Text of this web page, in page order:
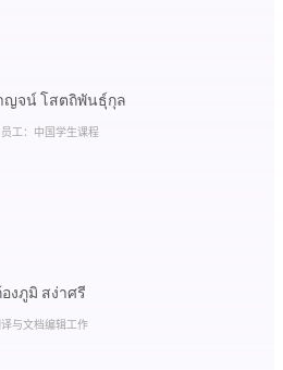
จน์ โสตถิพันธุ์กุล
工：中国学生课程
งภูมิ สง่าศรี
与文档编辑工作